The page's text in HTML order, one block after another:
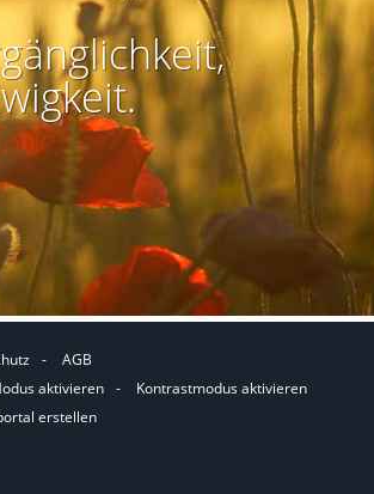
-
AGB
aktivieren -
IKontrastmodus aktivieren
erstellen